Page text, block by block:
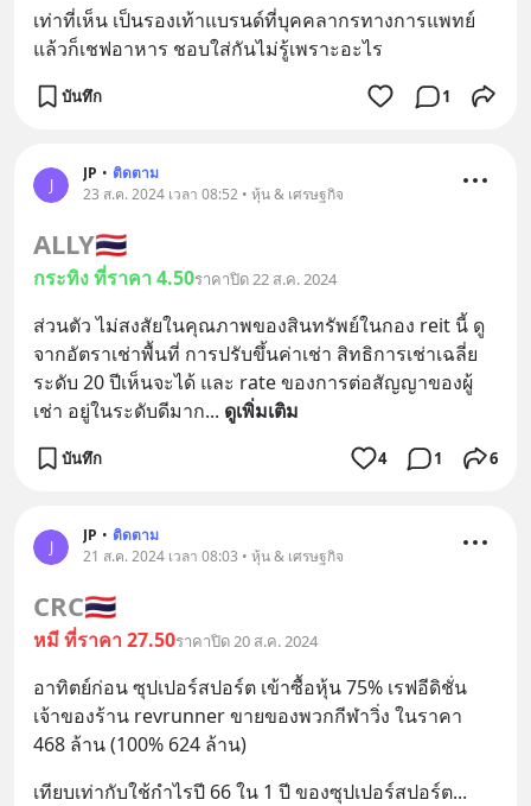
เท่าที่เห็น เป็นรองเท้าแบรนด์ที่บุคคลากรทางการแพทย์
แล้วก็เชฟอาหาร ชอบใส่กันไม่รู้เพราะอะไร
บันทึก 1
J
JP • ติดตาม
23 ส.ค. 2024 เวลา 08:52 • หุ้น & เศรษฐกิจ
ALLY🇹🇭
กระทิง ที่ราคา 4.50ราคาปิด 22 ส.ค. 2024
ส่วนตัว ไม่สงสัยในคุณภาพของสินทรัพย์ในกอง reit นี้ ดู
จากอัตราเช่าพื้นที่ การปรับขึ้นค่าเช่า สิทธิการเช่าเฉลี่ย
ระดับ 20 ปีเห็นจะได้ และ rate ของการต่อสัญญาของผู้
เช่า อยู่ในระดับดีมาก... ดูเพิ่มเติม
บันทึก 4 1 6
J
JP • ติดตาม
21 ส.ค. 2024 เวลา 08:03 • หุ้น & เศรษฐกิจ
CRC🇹🇭
หมี ที่ราคา 27.50ราคาปิด 20 ส.ค. 2024
อาทิตย์ก่อน ซุปเปอร์สปอร์ต เข้าซื้อหุ้น 75% เรฟอีดิชั่น
เจ้าของร้าน revrunner ขายของพวกกีฬาวิ่ง ในราคา
468 ล้าน (100% 624 ล้าน)
เทียบเท่ากับใช้กำไรปี 66 ใน 1 ปี ของซุปเปอร์สปอร์ต...